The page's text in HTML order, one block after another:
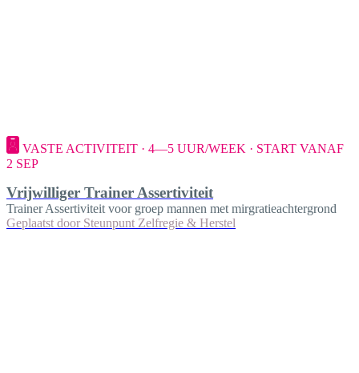
VASTE ACTIVITEIT · 4—5 UUR/WEEK · START VANAF
2 SEP
Vrijwilliger Trainer Assertiviteit
Trainer Assertiviteit voor groep mannen met mirgratieachtergrond
Geplaatst door Steunpunt Zelfregie & Herstel